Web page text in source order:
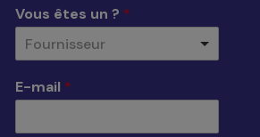
Vous êtes un ? *
Fournisseur
E-mail *